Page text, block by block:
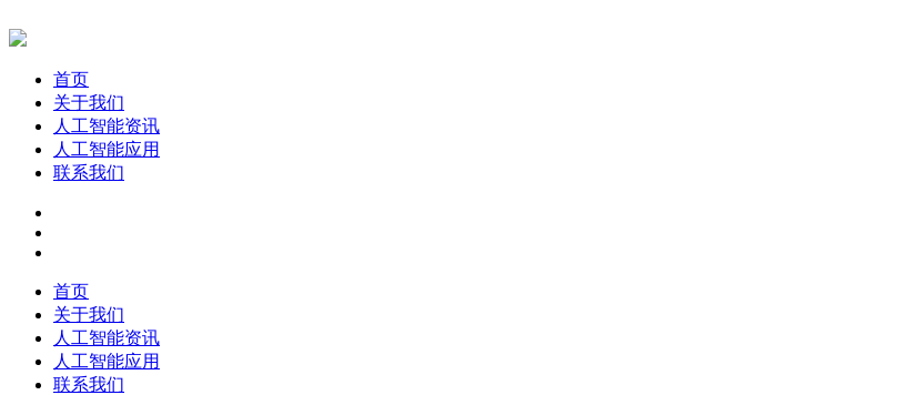
首页
关于我们
人工智能资讯
人工智能应用
联系我们
首页
关于我们
人工智能资讯
人工智能应用
联系我们